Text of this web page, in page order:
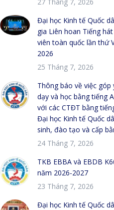
Đại học Kinh tế Quốc
gia Liên hoan Tiếng
viên toàn quốc lần thứ
2026
25 Tháng 7, 2026
Thông báo về việc góp
dạy và học bằng tiếng
với các CTĐT bằng
Đại học Kinh tế Quốc
sinh, đào tạo và cấp
24 Tháng 7, 2026
TKB EBBA và EBDB
năm 2026-2027
23 Tháng 7, 2026
Đại học Kinh tế Quốc